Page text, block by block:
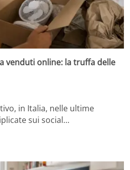
venduti online: la truffa delle
in Italia, nelle ultime
sui social…